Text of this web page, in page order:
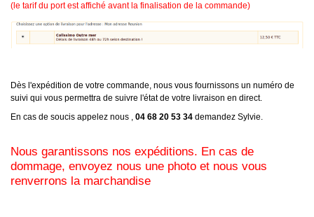
(le tarif du port est affiché avant la finalisation de la commande)
Dès l'expédition de votre commande, nous vous fournissons un numéro de
suivi qui vous permettra de suivre l'état de votre livraison en direct.
En cas de soucis appelez nous , 04 68 20 53 34 demandez Sylvie.
Nous garantissons nos expéditions. En cas de
dommage, envoyez nous une photo et nous vous
renverrons la marchandise